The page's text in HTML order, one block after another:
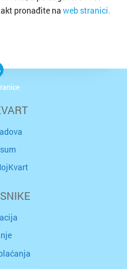
pronađite na web stranici.